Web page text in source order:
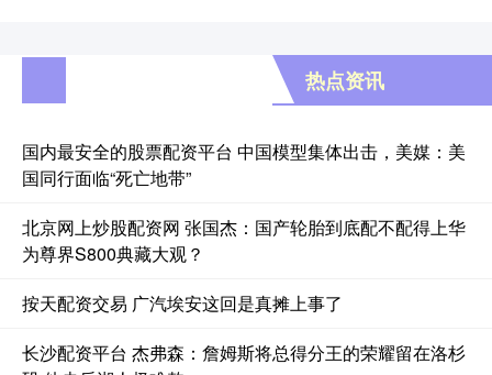
热点资讯
国内最安全的股票配资平台 中国模型集体出击，美媒：美
国同行面临“死亡地带”
北京网上炒股配资网 张国杰：国产轮胎到底配不配得上华
为尊界S800典藏大观？
按天配资交易 广汽埃安这回是真摊上事了
长沙配资平台 杰弗森：詹姆斯将总得分王的荣耀留在洛杉